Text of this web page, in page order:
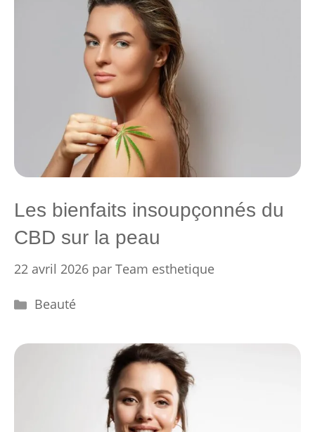
Les bienfaits insoupçonnés du
CBD sur la peau
22 avril 2026 par Team esthetique
Catégories
Beauté